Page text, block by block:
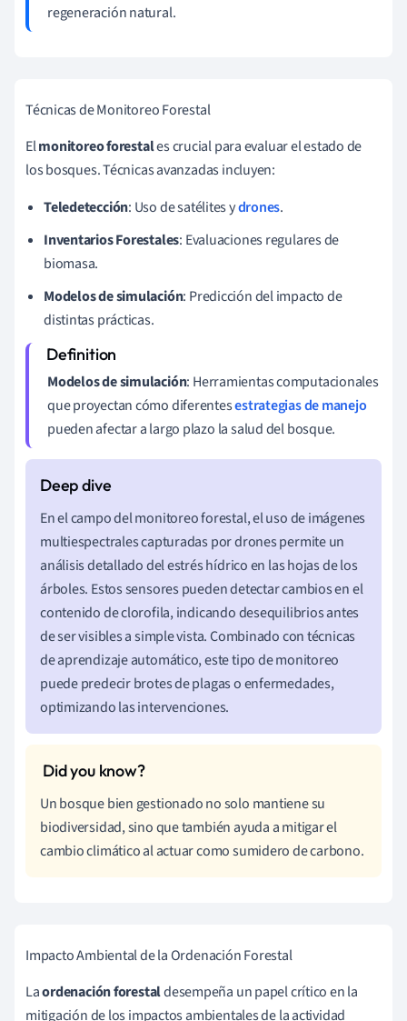
regeneración natural.
Técnicas de Monitoreo Forestal
Elmonitoreo forestales crucial para evaluar el estado de
los bosques. Técnicas avanzadas incluyen:
Teledetección: Uso de satélites ydrones.
Inventarios Forestales: Evaluaciones regulares de
biomasa.
Modelos de simulación: Predicción del impacto de
distintas prácticas.
Modelos de simulación: Herramientas computacionales
que proyectan cómo diferentesestrategias de manejo
pueden afectar a largo plazo la salud del bosque.
En el campo del monitoreo forestal, el uso de imágenes
multiespectrales capturadas por drones permite un
análisis detallado del estrés hídrico en las hojas de los
árboles. Estos sensores pueden detectar cambios en el
contenido de clorofila, indicando desequilibrios antes
de ser visibles a simple vista. Combinado con técnicas
de aprendizaje automático, este tipo de monitoreo
puede predecir brotes de plagas o enfermedades,
optimizando las intervenciones.
Un bosque bien gestionado no solo mantiene su
biodiversidad, sino que también ayuda a mitigar el
cambio climático al actuar como sumidero de carbono.
Impacto Ambiental de la Ordenación Forestal
Laordenación forestaldesempeña un papel crítico en la
mitigación de los impactos ambientales de la actividad